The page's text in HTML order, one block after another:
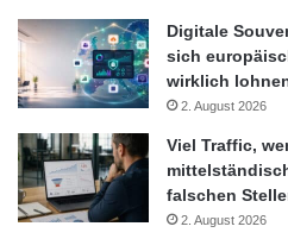
Variante 1: Den Probanden wird
Urteils eine historische
Sie begrenze die maximale
Personenbeförderung, um die
nicht zu gefährden.
Variante 2: Grundlage des
Digitale
sich
wirklich
2. August 2026
Viel Traffic,
falschen
2. August 2026